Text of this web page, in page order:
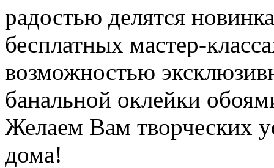
радостью делятся
бесплатных мастер-
возможностью
банальной оклейки
Желаем Вам творческих
дома!